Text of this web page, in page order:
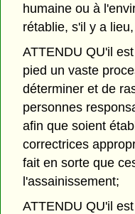
humaine ou à
rétablie, s'il y a
ATTENDU QU'il
pied un vaste
déterminer et de
personnes
afin que soient
correctrices
fait en sorte que
l'assainissement;
ATTENDU QU'il